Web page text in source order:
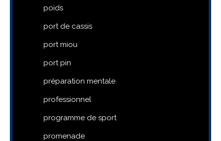
poids
port de cassis
port miou
port pin
préparation mentale
professionnel
programme de sport
promenade